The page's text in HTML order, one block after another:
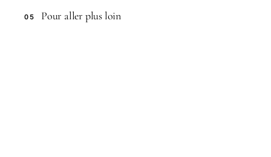
05 Pour aller plus loin